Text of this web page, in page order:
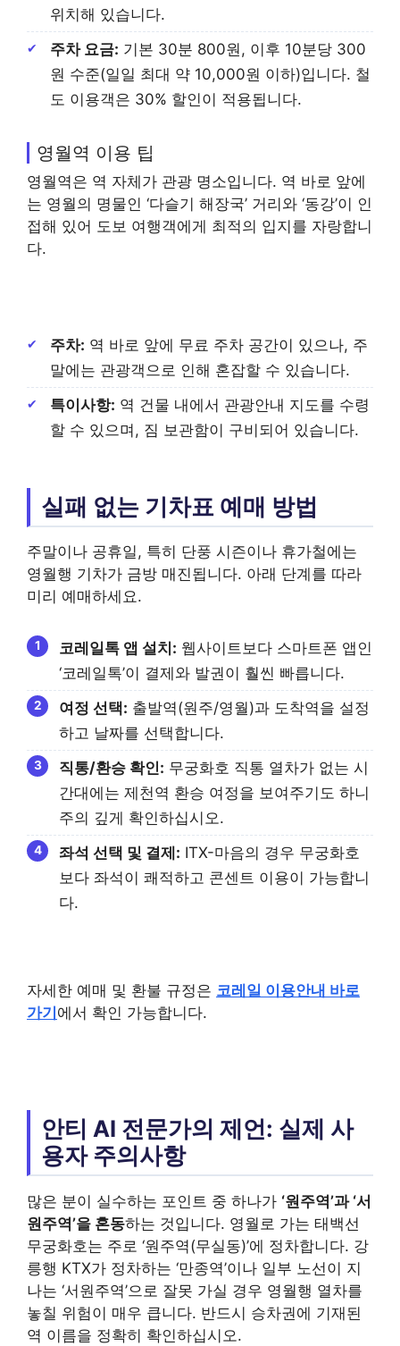
위치해 있습니다.
주차 요금: 기본 30분 800원, 이후 10분당 300
원 수준(일일 최대 약 10,000원 이하)입니다. 철
도 이용객은 30% 할인이 적용됩니다.
영월역 이용 팁
영월역은 역 자체가 관광 명소입니다. 역 바로 앞에
는 영월의 명물인 ‘다슬기 해장국’ 거리와 ‘동강’이 인
접해 있어 도보 여행객에게 최적의 입지를 자랑합니
다.
주차: 역 바로 앞에 무료 주차 공간이 있으나, 주
말에는 관광객으로 인해 혼잡할 수 있습니다.
특이사항: 역 건물 내에서 관광안내 지도를 수령
할 수 있으며, 짐 보관함이 구비되어 있습니다.
실패 없는 기차표 예매 방법
주말이나 공휴일, 특히 단풍 시즌이나 휴가철에는
영월행 기차가 금방 매진됩니다. 아래 단계를 따라
미리 예매하세요.
코레일톡 앱 설치: 웹사이트보다 스마트폰 앱인
‘코레일톡’이 결제와 발권이 훨씬 빠릅니다.
여정 선택: 출발역(원주/영월)과 도착역을 설정
하고 날짜를 선택합니다.
직통/환승 확인: 무궁화호 직통 열차가 없는 시
간대에는 제천역 환승 여정을 보여주기도 하니
주의 깊게 확인하십시오.
좌석 선택 및 결제: ITX-마음의 경우 무궁화호
보다 좌석이 쾌적하고 콘센트 이용이 가능합니
다.
자세한 예매 및 환불 규정은 코레일 이용안내 바로
가기 에서 확인 가능합니다.
안티 AI 전문가의 제언: 실제 사
용자 주의사항
많은 분이 실수하는 포인트 중 하나가 ‘원주역’과 ‘서
원주역’을 혼동하는 것입니다. 영월로 가는 태백선
무궁화호는 주로 ‘원주역(무실동)’에 정차합니다. 강
릉행 KTX가 정차하는 ‘만종역’이나 일부 노선이 지
나는 ‘서원주역’으로 잘못 가실 경우 영월행 열차를
놓칠 위험이 매우 큽니다. 반드시 승차권에 기재된
역 이름을 정확히 확인하십시오.